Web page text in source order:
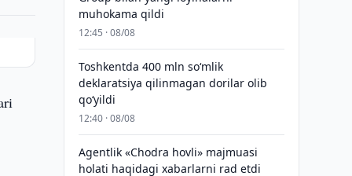
muhokama qildi
12:45 · 08/08
Toshkentda 400 mln so‘mlik
deklaratsiya qilinmagan dorilar olib
qo‘yildi
12:40 · 08/08
Agentlik «Chodra hovli» majmuasi
holati haqidagi xabarlarni rad etdi